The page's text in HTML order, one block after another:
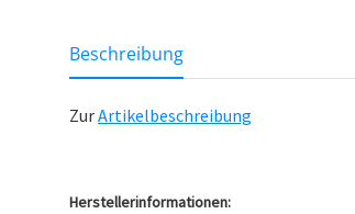
weitere Registerkarten anzeigen
Beschreibung
ZurArtikelbeschreibung
Herstellerinformationen: